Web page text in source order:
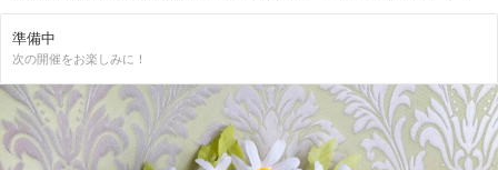
準備中
次の開催をお楽しみに！